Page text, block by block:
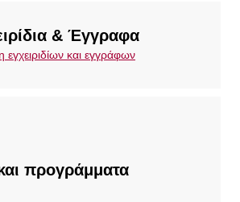
& Έγγραφα
εγχειριδίων και εγγράφων
προγράμματα